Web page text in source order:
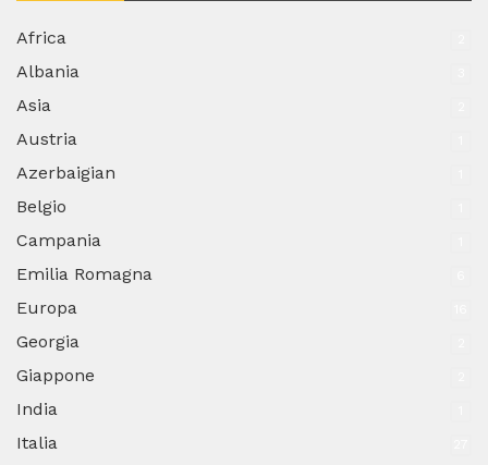
Africa
Albania
Asia
Austria
Azerbaigian
Belgio
Campania
Emilia Romagna
Europa
Georgia
Giappone
India
Italia